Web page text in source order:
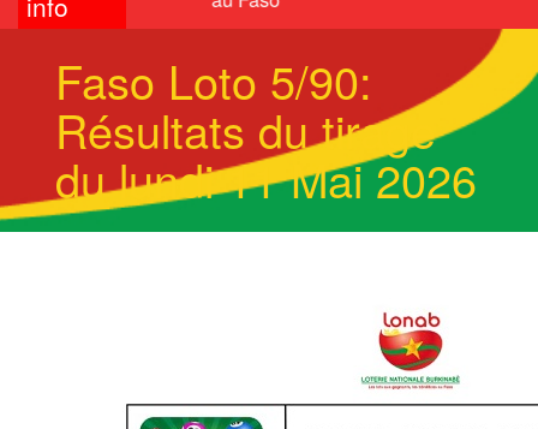
Faso Loto 5/90:
Résultats du tirage
du lundi 11 Mai 2026